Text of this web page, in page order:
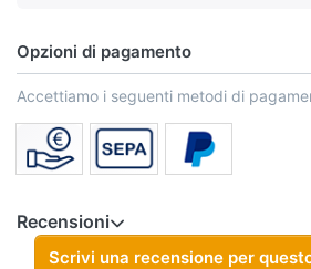
Opzioni di pagamento
Accettiamo i seguenti metodi di
Recensioni
Scrivi una recensione per